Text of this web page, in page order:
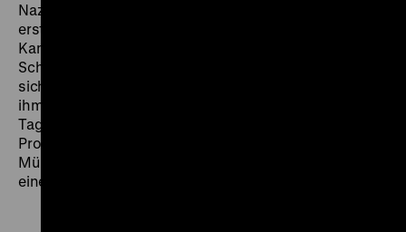
Nazis geflohen waren: vom Autor Emil Ludwig, der eine
erste Drehbuchversion verfasste, dem ungenannten
Kameramann Eugen Schüfftan und etlichen
Schauspielern bis zum Regisseur Detlef Sierck, der
sich in Amerika Douglas Sirk nannte. Der Kontakt zu
ihm kam über seinen alten Freund aus deutschen
Tagen Rudolph Joseph zustande, damals Associate
Producer bei Nebenzal – und 1962/63 Gründer des
Münchner Filmmuseums. Zur Eröffnung zeigte Joseph
eine Sirk-Reihe. (ps)